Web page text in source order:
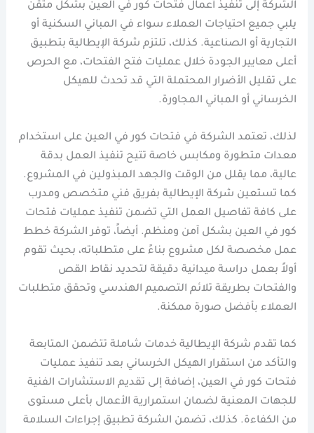
الشركة إلى تنفيذ أعمال فتحات كور في العين بشكل متقن
يلبي جميع احتياجات العملاء سواء في المباني السكنية أو
التجارية أو الصناعية. كذلك، تلتزم شركة الإيطالية بتطبيق
أعلى معايير الجودة خلال عمليات فتح الفتحات، مع الحرص
على تقليل الأضرار المحتملة التي قد تحدث للهيكل
الخرساني أو المباني المجاورة.
لذلك، تعتمد الشركة في فتحات كور في العين على استخدام
معدات متطورة ومكابس خاصة تتيح تنفيذ العمل بدقة
عالية، مما يقلل من الوقت والجهد المبذولين في المشروع.
كما تستعين شركة الإيطالية بفريق فني متخصص ومدرب
على كافة تفاصيل العمل التي تضمن تنفيذ عمليات فتحات
كور في العين بشكل آمن ومنظم. أيضاً، توفر الشركة خطط
عمل مخصصة لكل مشروع بناءً على متطلباته، بحيث تقوم
أولاً بعمل دراسة ميدانية دقيقة لتحديد نقاط القص
والفتحات بطريقة تلائم التصميم الهندسي وتحقق متطلبات
العملاء بأفضل صورة ممكنة.
كما تقدم شركة الإيطالية خدمات شاملة تتضمن المتابعة
والتأكد من استقرار الهيكل الخرساني بعد تنفيذ عمليات
فتحات كور في العين، إضافة إلى تقديم الاستشارات الفنية
للجهات المعنية لضمان استمرارية الأعمال بأعلى مستوى
من الكفاءة. كذلك، تضمن الشركة تطبيق إجراءات السلامة